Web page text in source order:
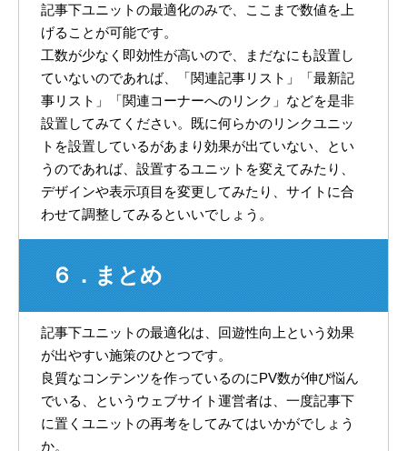
記事下ユニットの最適化のみで、ここまで数値を上
げることが可能です。
工数が少なく即効性が高いので、まだなにも設置し
ていないのであれば、「関連記事リスト」「最新記
事リスト」「関連コーナーへのリンク」などを是非
設置してみてください。既に何らかのリンクユニッ
トを設置しているがあまり効果が出ていない、とい
うのであれば、設置するユニットを変えてみたり、
デザインや表示項目を変更してみたり、サイトに合
わせて調整してみるといいでしょう。
６．まとめ
記事下ユニットの最適化は、回遊性向上という効果
が出やすい施策のひとつです。
良質なコンテンツを作っているのにPV数が伸び悩ん
でいる、というウェブサイト運営者は、一度記事下
に置くユニットの再考をしてみてはいかがでしょう
か。